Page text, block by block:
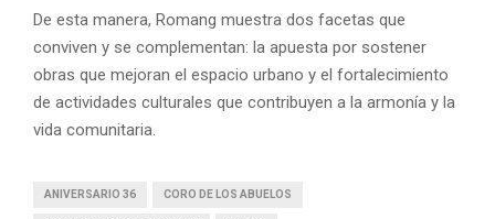
De esta manera, Romang muestra dos facetas que
conviven y se complementan: la apuesta por sostener
obras que mejoran el espacio urbano y el fortalecimiento
de actividades culturales que contribuyen a la armonía y la
vida comunitaria.
ANIVERSARIO 36 CORO DE LOS ABUELOS